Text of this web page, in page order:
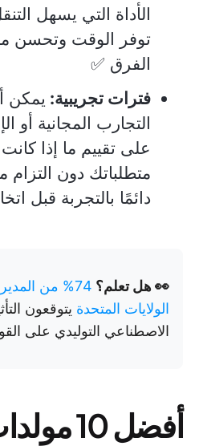
الأداة التي يسهل
توفر الوقت وتحسن
الفرق ✅
فترات تجريبية: يمكن
التجارب المجانية أو
على تقييم ما إذا
متطلباتك دون
دائمًا بالتجربة قبل
👀 هل تعلم؟
74% من
الولايات المتحدة يتوقعون
الاصطناعي التوليدي على
أفضل